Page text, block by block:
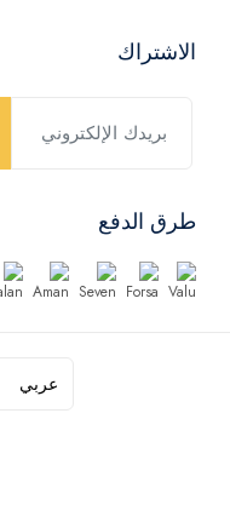
الاشتراك
طرق الدفع
عربي